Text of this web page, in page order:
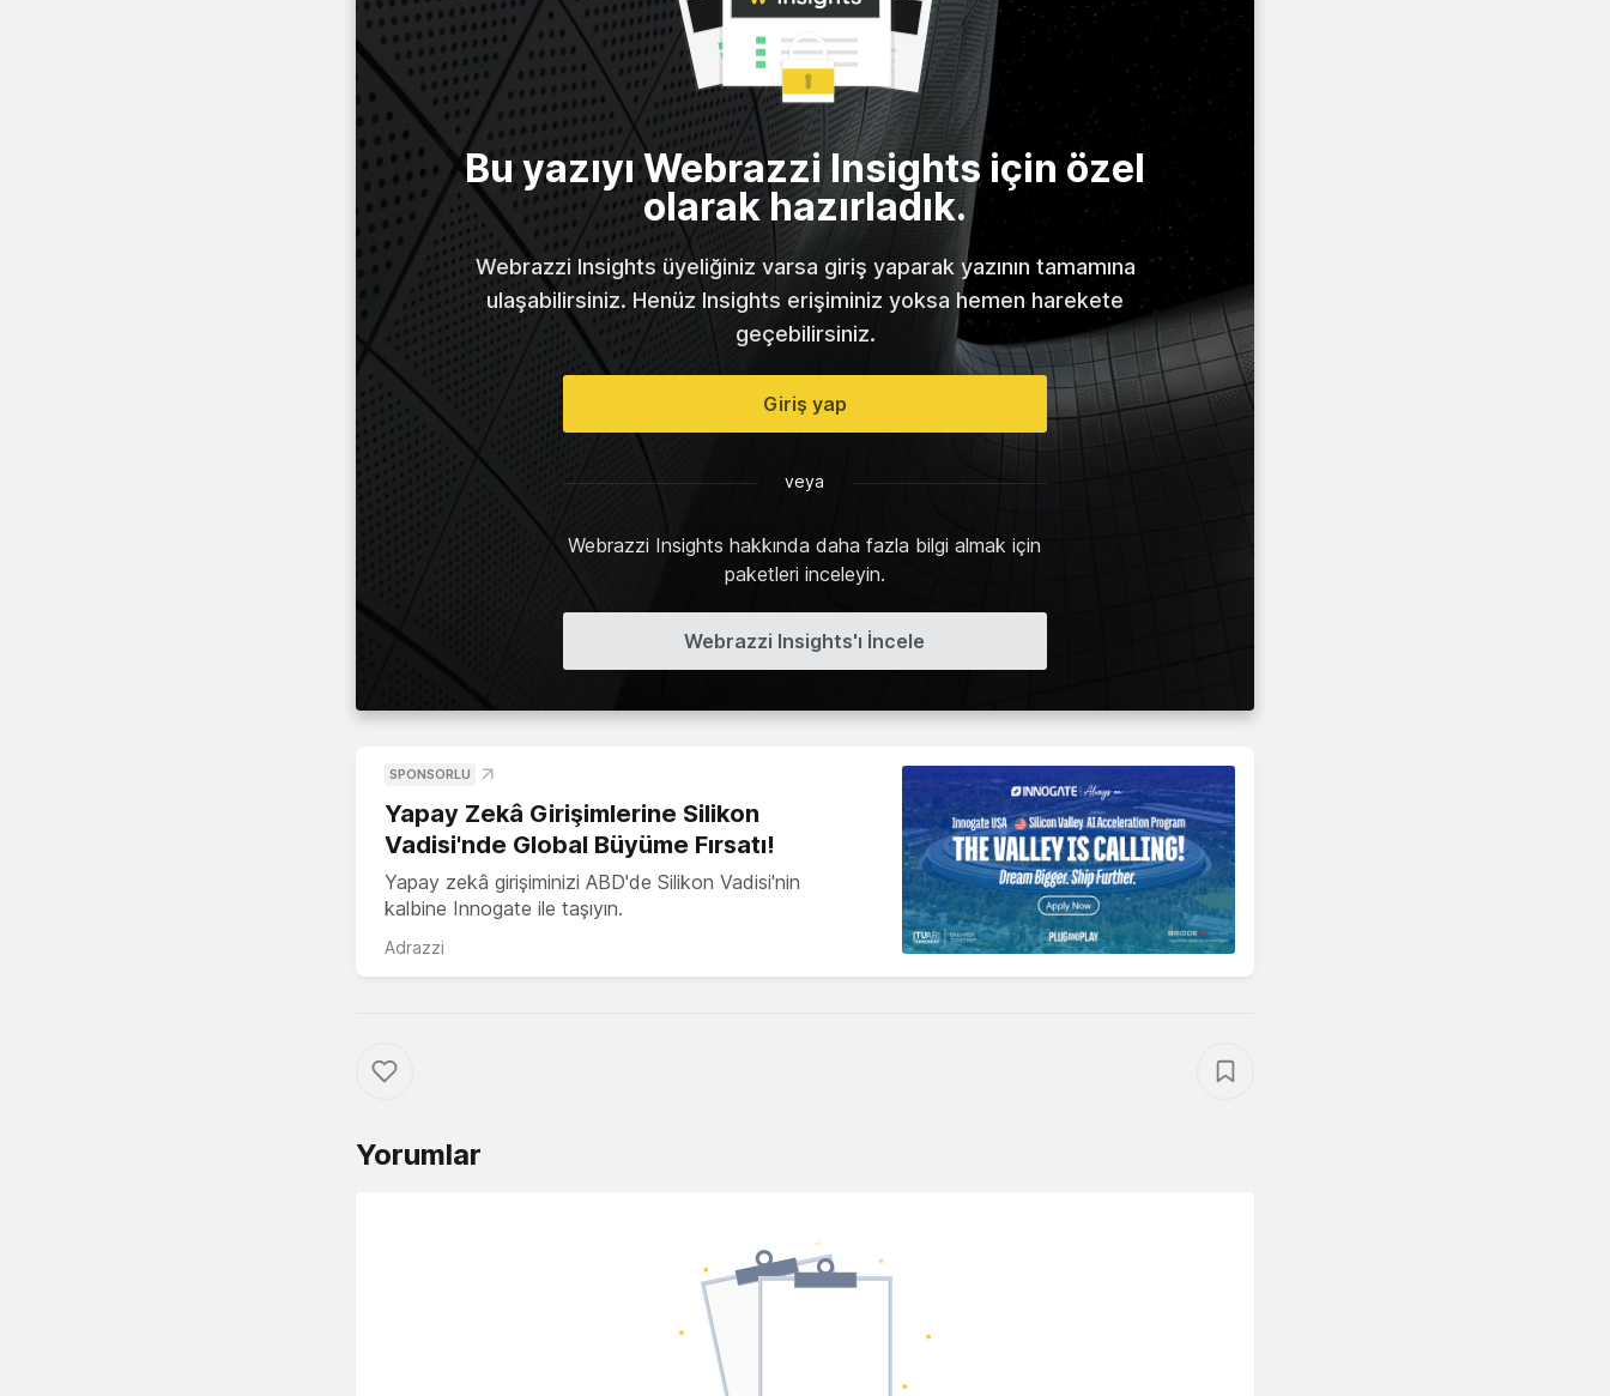
Bu yazıyı Webrazzi Insights için özel
olarak hazırladık.
Webrazzi Insights üyeliğiniz varsa giriş yaparak yazının tamamına
ulaşabilirsiniz. Henüz Insights erişiminiz yoksa hemen harekete
geçebilirsiniz.
Giriş yap
veya
Webrazzi Insights hakkında daha fazla bilgi almak için
paketleri inceleyin.
Webrazzi Insights'ı İncele
SPONSORLU
Yapay Zekâ Girişimlerine Silikon
Vadisi'nde Global Büyüme Fırsatı!
Yapay zekâ girişiminizi ABD'de Silikon Vadisi'nin
kalbine Innogate ile taşıyın.
Adrazzi
Yorumlar